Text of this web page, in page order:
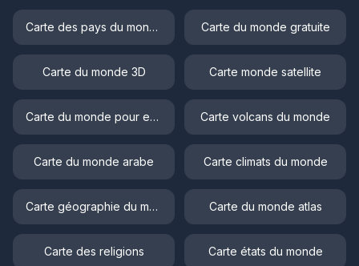
Carte des pays du monde Carte du monde gratuite
Carte du monde 3D Carte monde satellite
Carte du monde pour enfant Carte volcans du monde
Carte du monde arabe Carte climats du monde
Carte géographie du monde Carte du monde atlas
Carte des religions Carte états du monde